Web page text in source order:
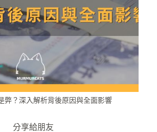
弊？深入解析背後原因與全面影響
分享給朋友